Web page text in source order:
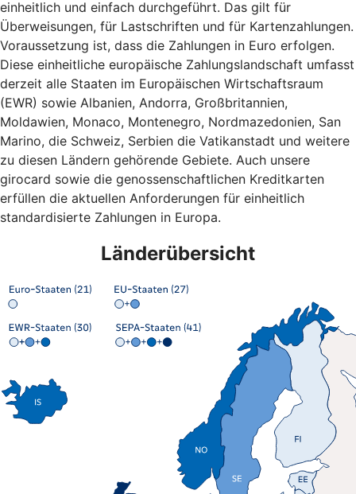
einheitlich und einfach durchgeführt. Das gilt für
Überweisungen, für Lastschriften und für Kartenzahlungen.
Voraussetzung ist, dass die Zahlungen in Euro erfolgen.
Diese einheitliche europäische Zahlungslandschaft umfasst
derzeit alle Staaten im Europäischen Wirtschaftsraum
(EWR) sowie Albanien, Andorra, Großbritannien,
Moldawien, Monaco, Montenegro, Nordmazedonien, San
Marino, die Schweiz, Serbien die Vatikanstadt und weitere
zu diesen Ländern gehörende Gebiete. Auch unsere
girocard sowie die genossenschaftlichen Kreditkarten
erfüllen die aktuellen Anforderungen für einheitlich
standardisierte Zahlungen in Europa.
Länderübersicht